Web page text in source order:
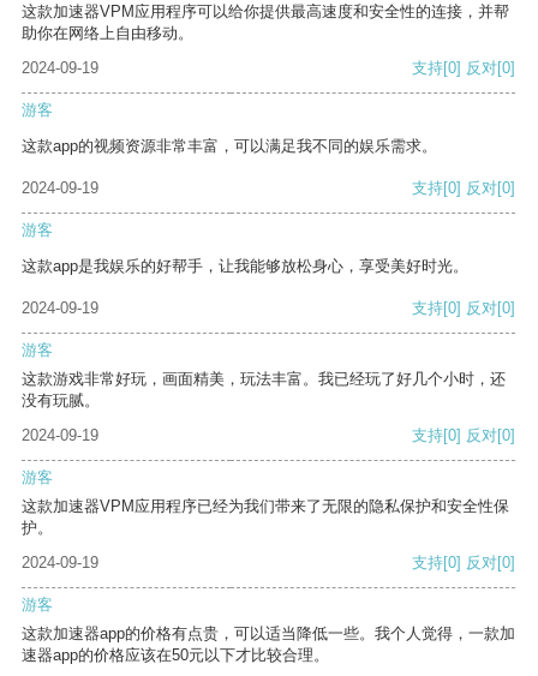
这款加速器VPM应用程序可以给你提供最高速度和安全性的连接，并帮
助你在网络上自由移动。
2024-09-19
支持[0] 反对[0]
游客
这款app的视频资源非常丰富，可以满足我不同的娱乐需求。
2024-09-19 支持[0] 反对[0]
游客
这款app是我娱乐的好帮手，让我能够放松身心，享受美好时光。
2024-09-19 支持[0] 反对[0]
游客
这款游戏非常好玩，画面精美，玩法丰富。我已经玩了好几个小时，还
没有玩腻。
2024-09-19
支持[0] 反对[0]
游客
这款加速器VPM应用程序已经为我们带来了无限的隐私保护和安全性保
护。
2024-09-19
支持[0] 反对[0]
游客
这款加速器app的价格有点贵，可以适当降低一些。我个人觉得，一款加
速器app的价格应该在50元以下才比较合理。